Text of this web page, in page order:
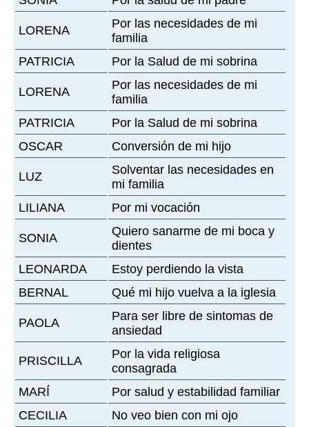
LORENA
Por las necesidades de mi
familia
PATRICIA
Por la Salud de mi sobrina
LORENA
Por las necesidades de mi
familia
PATRICIA
Por la Salud de mi sobrina
OSCAR
Conversión de mi hijo
LUZ
Solventar las necesidades en
mi familia
LILIANA
Por mi vocación
SONIA
Quiero sanarme de mi boca y
dientes
LEONARDA
Estoy perdiendo la vista
BERNAL
Qué mi hijo vuelva a la iglesia
PAOLA
Para ser libre de sintomas de
ansiedad
PRISCILLA
Por la vida religiosa
consagrada
MARÍ
Por salud y estabilidad familiar
CECILIA
No veo bien con mi ojo